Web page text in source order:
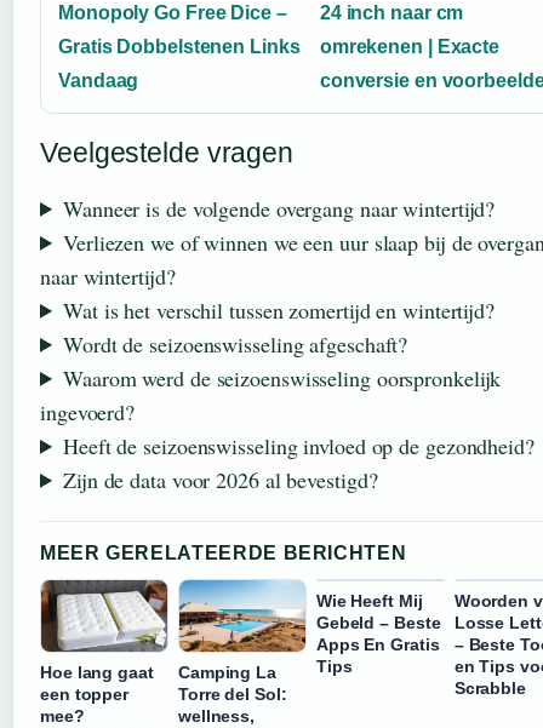
Monopoly Go Free Dice –
Gratis Dobbelstenen Links
Vandaag
24 inch naar cm
omrekenen | Exacte
conversie en
Veelgestelde vragen
Wanneer is de volgende overgang naar wintertijd?
Verliezen we of winnen we een uur slaap bij de
naar wintertijd?
Wat is het verschil tussen zomertijd en wintertijd?
Wordt de seizoenswisseling afgeschaft?
Waarom werd de seizoenswisseling oorspronkelijk
ingevoerd?
Heeft de seizoenswisseling invloed op de gezondheid?
Zijn de data voor 2026 al bevestigd?
MEER GERELATEERDE BERICHTEN
Hoe lang gaat
een topper
mee?
Camping La
Torre del Sol:
wellness,
Wie Heeft Mij
Gebeld – Beste
Apps En Gratis
Tips
Woorden
Losse
– Beste
en Tips
Scrabble